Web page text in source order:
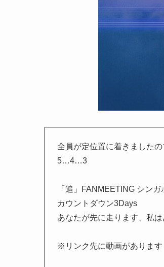
全員が定位置に着きました
5…4…3
「追」FANMEETING シン
カウントダウン3Days
あなたが先に走ります、私は
※リンク先に動画があります